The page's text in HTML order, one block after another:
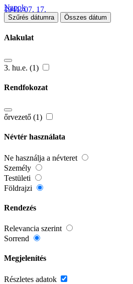
1941. 07. 17.
Napok
Szűrés dátumra Összes dátum
Alakulat
3. hu.e. (1)
Rendfokozat
őrvezető (1)
Névtér használata
Ne használja a névteret
Személy
Testületi
Földrajzi
Rendezés
Relevancia szerint
Sorrend
Megjelenítés
Részletes adatok